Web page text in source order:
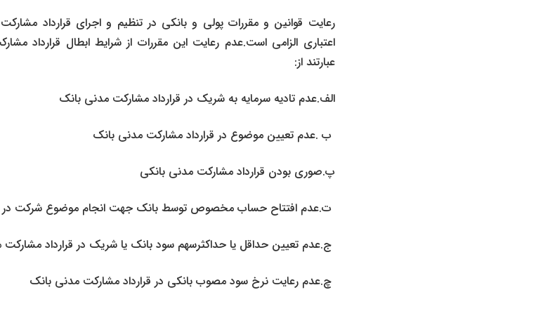
رعایت قوانین و مقررات پولی و بانکی در تنظیم و اجرای قرارداد
اعتباری الزامی است.عدم رعایت این مقررات ازشرایط ابطال قرارداد
عبارتند از:
الف.عدم تادیه سرمایه به شریک در قرارداد مشارکت مدنی بانک
ب .عدم تعیین موضوع در قرارداد مشارکت مدنی بانک
پ.صوری بودن قرارداد مشارکت مدنی بانکی
ت.عدم افتتاح حساب مخصوص توسط بانک جهت انجام موضوع شرکت در
ج.عدم تعیین حداقل یا حداکثرسهم سود بانک یا شریک در قرارداد
چ.عدم رعایت نرخ سود مصوب بانکی در قرارداد مشارکت مدنی بانک